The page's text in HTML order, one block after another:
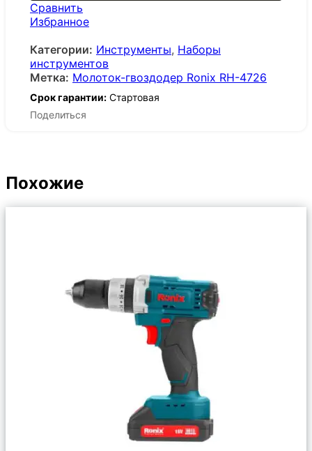
Сравнить
Избранное
Категории: Инструменты, Наборы
инструментов
Метка: Молоток-гвоздодер Ronix RH-4726
Срок гарантии: Стартовая
Поделиться
Похожие